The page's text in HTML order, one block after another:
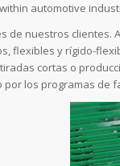
automotive
de nuestros clientes.
flexibles y rígido-
cortas o
los programas de